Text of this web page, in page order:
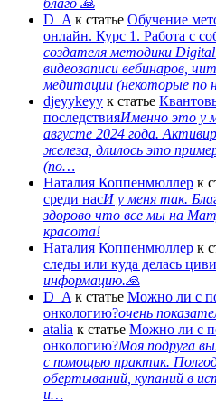
D_A к статье Обучение
онлайн. Курс 1. Работа с
создателя методики
видеозаписи вебинаров,
медитации (некоторые по
djeyykeyy к статье
последствияИменно это у
августе 2024 года.
железа, длилось это
(по…
Наталия Коппенмюллер к
среди насИ у меня так.
здорово что все мы на
красота!
Наталия Коппенмюллер к
следы или куда делась
информацию.🙏
D_A к статье Можно ли с
онкологию?очень
atalia к статье Можно ли с
онкологию?Моя подруга
с помощью практик.
обертываний, купаний в
и…